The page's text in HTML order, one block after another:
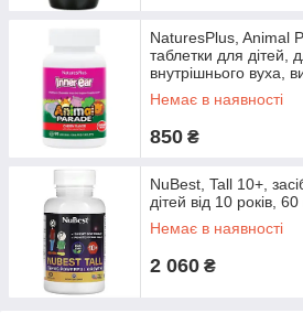
NaturesPlus, Animal
таблетки для дітей,
внутрішнього вуха,
формі тварин
Немає в наявності
850 ₴
NuBest, Tall 10+,
дітей від 10 років,
Немає в наявності
2 060 ₴